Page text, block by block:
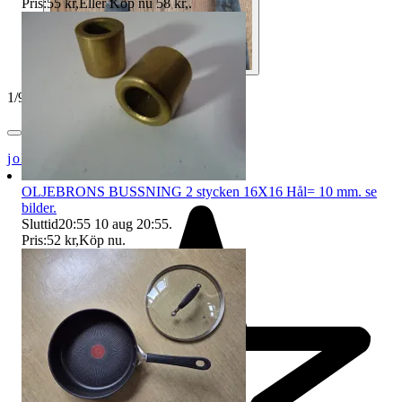
1/9
jollybob50
Pris:55 kr, Eller Köp nu 58 kr,.
OLJEBRONS BUSSNING 2 stycken 16X16 Hål= 10 mm. se
bilder.
Sluttid20:55 10 aug 20:55.
Pris:52 kr,Köp nu.